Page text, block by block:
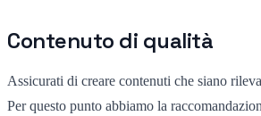
Contenuto di qualità
Assicurati di creare contenuti che siano
Per questo punto abbiamo la